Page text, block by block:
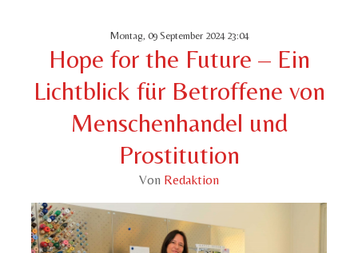
Montag, 09 September 2024 23:04
Hope for the Future – Ein
Lichtblick für Betroffene von
Menschenhandel und
Prostitution
Von Redaktion